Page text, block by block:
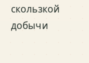
скользкой
добычи